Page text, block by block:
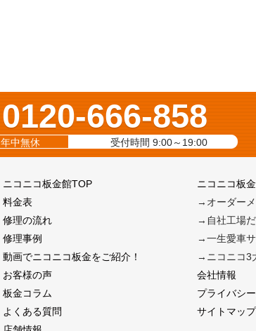
0120-666-858
年中無休 受付時間 9:00～19:00
ニコニコ板金館TOP
料金表
修理の流れ
修理事例
動画でニコニコ板金をご紹介！
お客様の声
板金コラム
よくある質問
ニコニコ板
→オーダー
→自社工場
→一生愛車
→ニコニコ3
会社情報
プライバシ
サイトマップ